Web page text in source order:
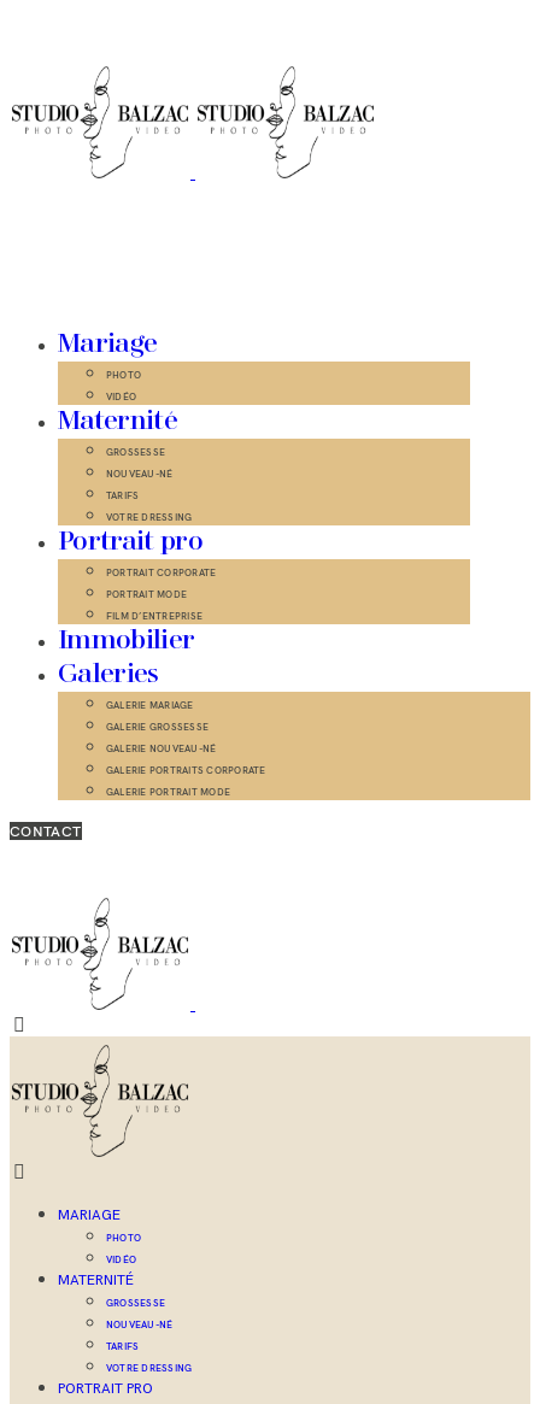
Mariage
PHOTO
VIDÉO
Maternité
GROSSESSE
NOUVEAU-NÉ
TARIFS
VOTRE DRESSING
Portrait pro
PORTRAIT CORPORATE
PORTRAIT MODE
FILM D’ENTREPRISE
Immobilier
Galeries
GALERIE MARIAGE
GALERIE GROSSESSE
GALERIE NOUVEAU-NÉ
GALERIE PORTRAITS CORPORATE
GALERIE PORTRAIT MODE
CONTACT
MARIAGE
PHOTO
VIDÉO
MATERNITÉ
GROSSESSE
NOUVEAU-NÉ
TARIFS
VOTRE DRESSING
PORTRAIT PRO